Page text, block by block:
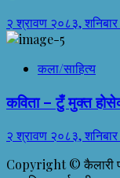
२ श्रावण २०८३,
कला/साहित्य
कविता – टुँ मुक्त
२ श्रावण २०८३,
Copyright © कैलारी